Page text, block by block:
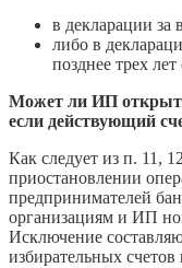
в декларации за
либо в
позднее трех
Может ли ИП
если действующий
Как следует из п. 11,
приостановлении
предпринимателей
организациям и ИП
Исключение
избирательных